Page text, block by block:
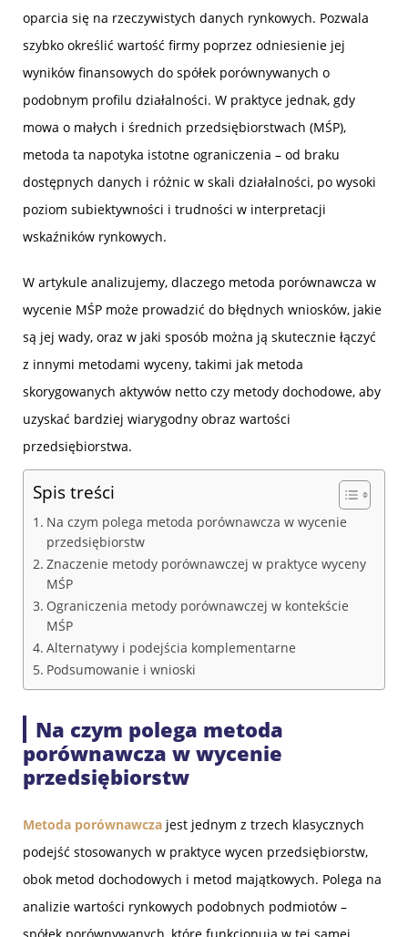
oparcia się na rzeczywistych danych rynkowych. Pozwala
szybko określić wartość firmy poprzez odniesienie jej
wyników finansowych do spółek porównywanych o
podobnym profilu działalności. W praktyce jednak, gdy
mowa o małych i średnich przedsiębiorstwach (MŚP),
metoda ta napotyka istotne ograniczenia – od braku
dostępnych danych i różnic w skali działalności, po wysoki
poziom subiektywności i trudności w interpretacji
wskaźników rynkowych.
W artykule analizujemy, dlaczego metoda porównawcza w
wycenie MŚP może prowadzić do błędnych wniosków, jakie
są jej wady, oraz w jaki sposób można ją skutecznie łączyć
z innymi metodami wyceny, takimi jak metoda
skorygowanych aktywów netto czy metody dochodowe, aby
uzyskać bardziej wiarygodny obraz wartości
przedsiębiorstwa.
Spis treści
Na czym polega metoda porównawcza w wycenie
przedsiębiorstw
Znaczenie metody porównawczej w praktyce wyceny
MŚP
Ograniczenia metody porównawczej w kontekście
MŚP
Alternatywy i podejścia komplementarne
Podsumowanie i wnioski
Na czym polega metoda
porównawcza w wycenie
przedsiębiorstw
Metoda porównawcza jest jednym z trzech klasycznych
podejść stosowanych w praktyce wycen przedsiębiorstw,
obok metod dochodowych i metod majątkowych. Polega na
analizie wartości rynkowych podobnych podmiotów –